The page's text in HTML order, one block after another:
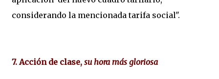
considerando la mencionada tarifa social".
7. Acción de clase, su hora más gloriosa